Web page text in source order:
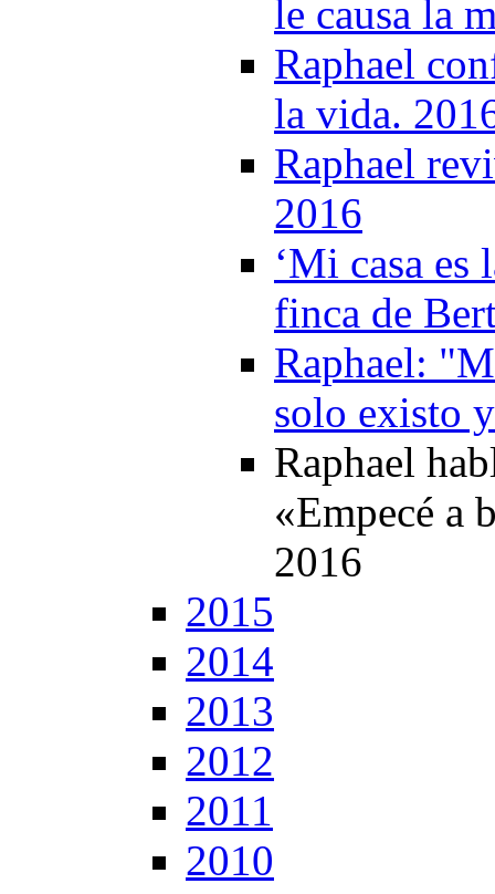
le causa la
Raphael
la vida.
Raphael
2016
‘Mi casa es
finca de
Raphael:
solo existo
Raphael
«Empecé a
2016
2015
2014
2013
2012
2011
2010